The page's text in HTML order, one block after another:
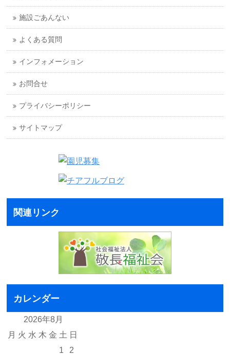
施設ごあんない
よくある質問
インフォメーション
お問合せ
プライバシーポリシー
サイトマップ
関連リンク
カレンダー
2026年8月
月 火 水 木 金 土 日
1
2